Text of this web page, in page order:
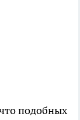
подобных